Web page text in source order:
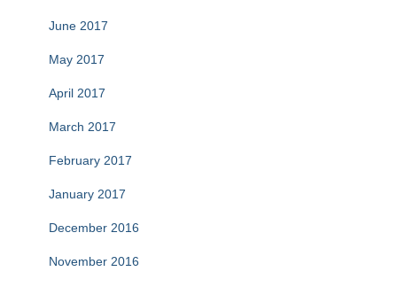
June 2017
May 2017
April 2017
March 2017
February 2017
January 2017
December 2016
November 2016